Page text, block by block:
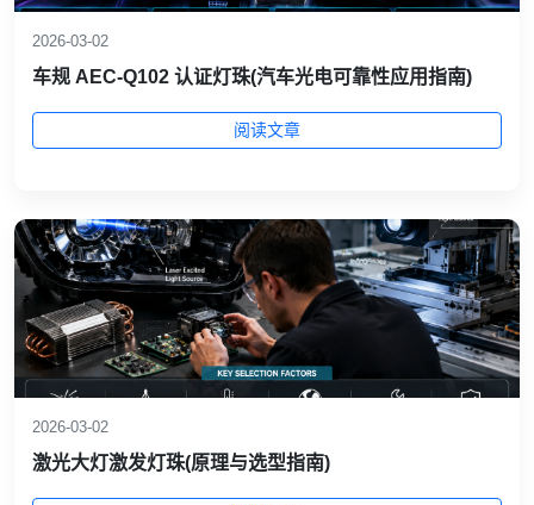
2026-03-02
车规 AEC‑Q102 认证灯珠(汽车光电可靠性应用指南)
阅读文章
2026-03-02
激光大灯激发灯珠(原理与选型指南)